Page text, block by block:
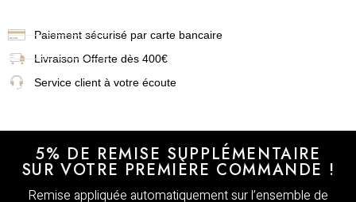
Paiement sécurisé par carte bancaire
Livraison Offerte dès 400€
Service client à votre écoute
5% DE REMISE SUPPLÉMENTAIRE
SUR VOTRE PREMIÈRE COMMANDE !
Remise appliquée automatiquement sur l’ensemble de